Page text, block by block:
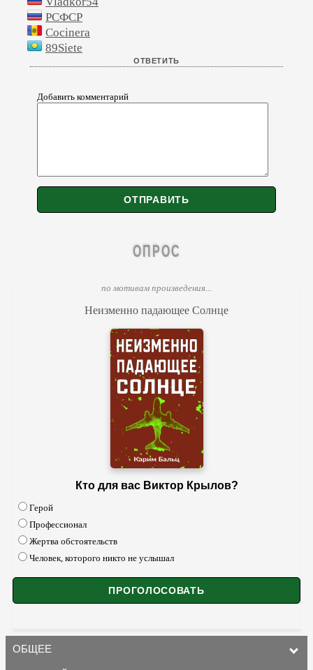
РСФСР
Cocinera
89Siete
Добавить комментарий
ОПРОС
по мотивам произведения...
Неизменно падающее Солнце
Кто для вас Виктор Крылов?
Герой
Профессионал
Жертва обстоятельств
Человек, которого никто не услышал
ОБЩЕЕ